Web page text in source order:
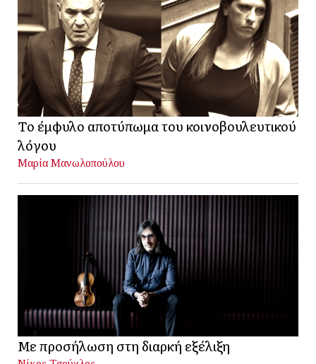
Το έμφυλο αποτύπωμα του κοινοβουλευτικού
λόγου
Μαρία Μανωλοπούλου
Με προσήλωση στη διαρκή εξέλιξη